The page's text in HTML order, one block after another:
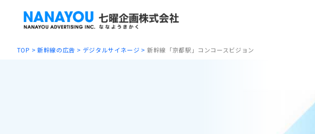
TOP 新幹線の広告 デジタルサイネージ 新幹線「京都駅」コンコースビジョン